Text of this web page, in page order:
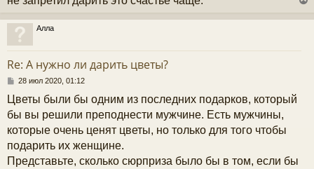
р
Алла
Re: А нужно ли дарить цветы?
С
о
б
е
н
е
28 июл 2020, 01:12
Цветы были бы одним из последних подарков, который
бы вы решили преподнести мужчине. Есть мужчины,
которые очень ценят цветы, но только для того чтобы
подарить их женщине.
Представьте, сколько сюрприза было бы в том, если бы